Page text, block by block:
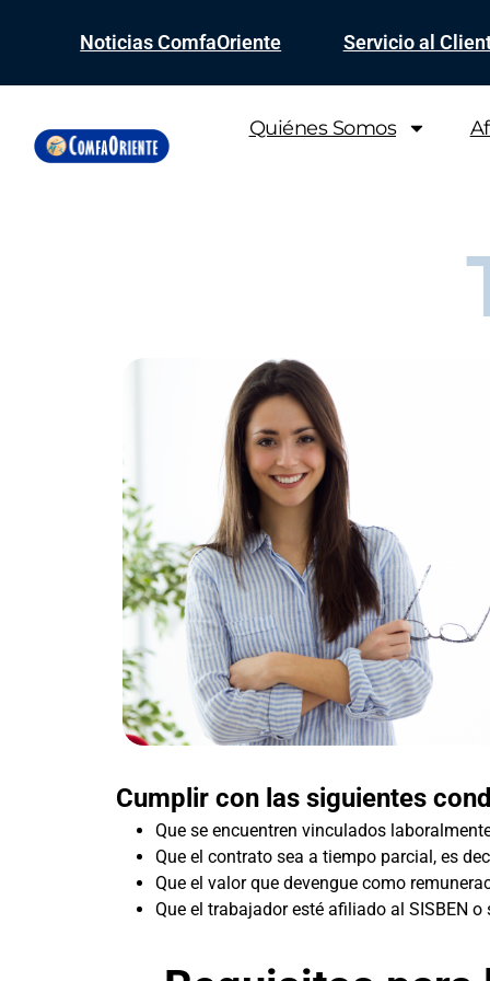
Noticias ComfaOriente Servicio al
Quiénes Somos
Cumplir con las siguientes
Que se encuentren vinculados
Que el contrato sea a tiempo parcial, es
Que el valor que devengue como
Que el trabajador esté afiliado al SISBEN